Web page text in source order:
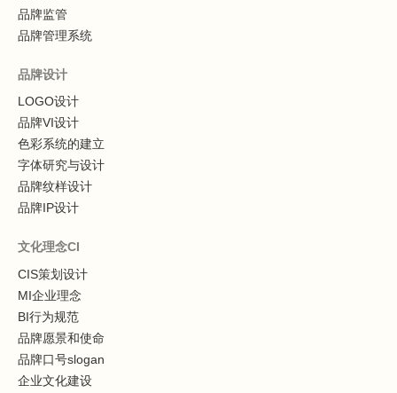
品牌监管
品牌管理系统
品牌设计
LOGO设计
品牌VI设计
色彩系统的建立
字体研究与设计
品牌纹样设计
品牌IP设计
文化理念CI
CIS策划设计
MI企业理念
BI行为规范
品牌愿景和使命
品牌口号slogan
企业文化建设